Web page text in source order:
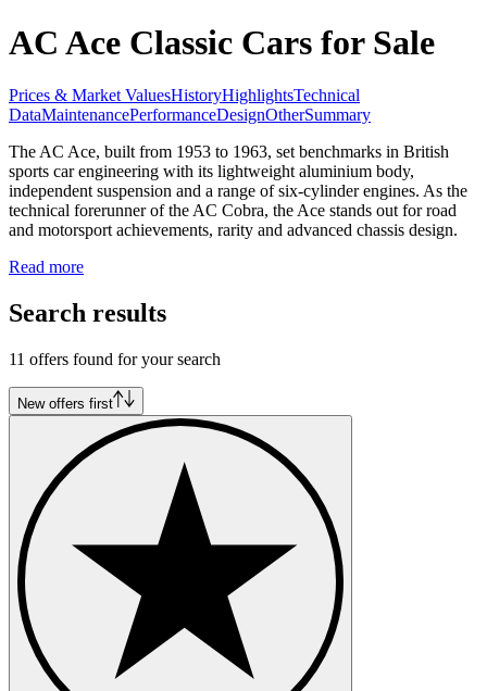
AC Ace Classic Cars for Sale
Prices & Market ValuesHistoryHighlightsTechnical
DataMaintenancePerformanceDesignOtherSummary
The AC Ace, built from 1953 to 1963, set benchmarks in British
sports car engineering with its lightweight aluminium body,
independent suspension and a range of six-cylinder engines. As the
technical forerunner of the AC Cobra, the Ace stands out for road
and motorsport achievements, rarity and advanced chassis design.
Read more
Search results
11 offers found for your search
New offers first